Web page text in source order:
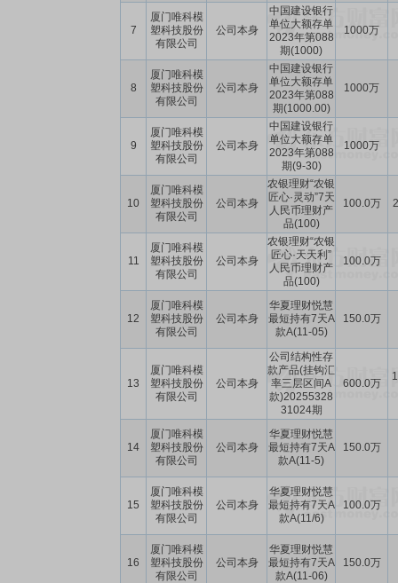
7
厦门唯科模
塑科技股份
有限公司
公司本身
中国建设银行
单位大额存单
2023年第088
期(1000)
1000万
8
厦门唯科模
塑科技股份
有限公司
公司本身
中国建设银行
单位大额存单
2023年第088
期(1000.00)
1000万
9
厦门唯科模
塑科技股份
有限公司
公司本身
中国建设银行
单位大额存单
2023年第088
期(9-30)
1000万
10
厦门唯科模
塑科技股份
有限公司
公司本身
农银理财“农银
匠心·灵动”7天
人民币理财产
品(100)
100.0万
11
厦门唯科模
塑科技股份
有限公司
公司本身
农银理财“农银
匠心·天天利”
人民币理财产
品(100)
100.0万
12
厦门唯科模
塑科技股份
有限公司
公司本身
华夏理财悦慧
最短持有7天A
款A(11-05)
150.0万
13
厦门唯科模
塑科技股份
有限公司
公司本身
公司结构性存
款产品(挂钩汇
率三层区间A
款)20255328
31024期
600.0万
14
厦门唯科模
塑科技股份
有限公司
公司本身
华夏理财悦慧
最短持有7天A
款A(11-5)
150.0万
15
厦门唯科模
塑科技股份
有限公司
公司本身
华夏理财悦慧
最短持有7天A
款A(11/6)
100.0万
16
厦门唯科模
塑科技股份
有限公司
公司本身
华夏理财悦慧
最短持有7天A
款A(11-06)
150.0万